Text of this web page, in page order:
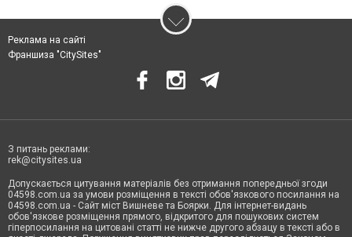
Реклама на сайті
Франшиза "CitySites"
З питань реклами:
rek@citysites.ua
Допускається цитування матеріалів без отримання попередньої згоди
04598.com.ua за умови розміщення в тексті обов'язкового посилання на
04598.com.ua - Сайт міст Вишневе та Боярки. Для інтернет-видань
обов'язкове розміщення прямого, відкритого для пошукових систем
гіперпосилання на цитовані статті не нижче другого абзацу в тексті або в